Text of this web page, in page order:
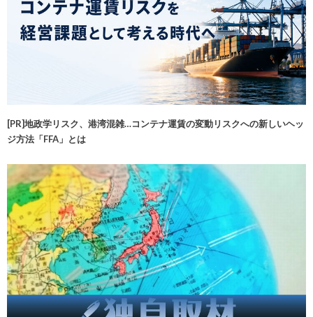
[PR]地政学リスク、港湾混雑…コンテナ運賃の変動リスクへの新しいヘッ
ジ方法「FFA」とは